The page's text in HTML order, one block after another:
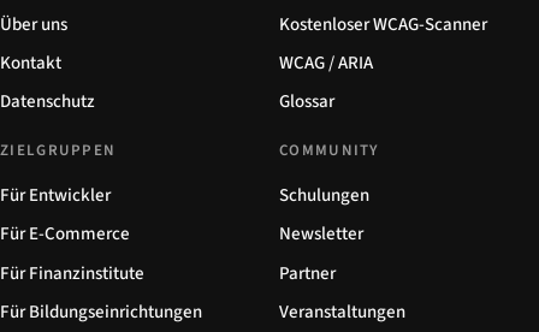
Über uns
Kontakt
Datenschutz
Kostenloser WCAG-Scanner
WCAG / ARIA
Glossar
ZIELGRUPPEN
Für Entwickler
Für E-Commerce
Für Finanzinstitute
Für Bildungseinrichtungen
COMMUNITY
Schulungen
Newsletter
Partner
Veranstaltungen